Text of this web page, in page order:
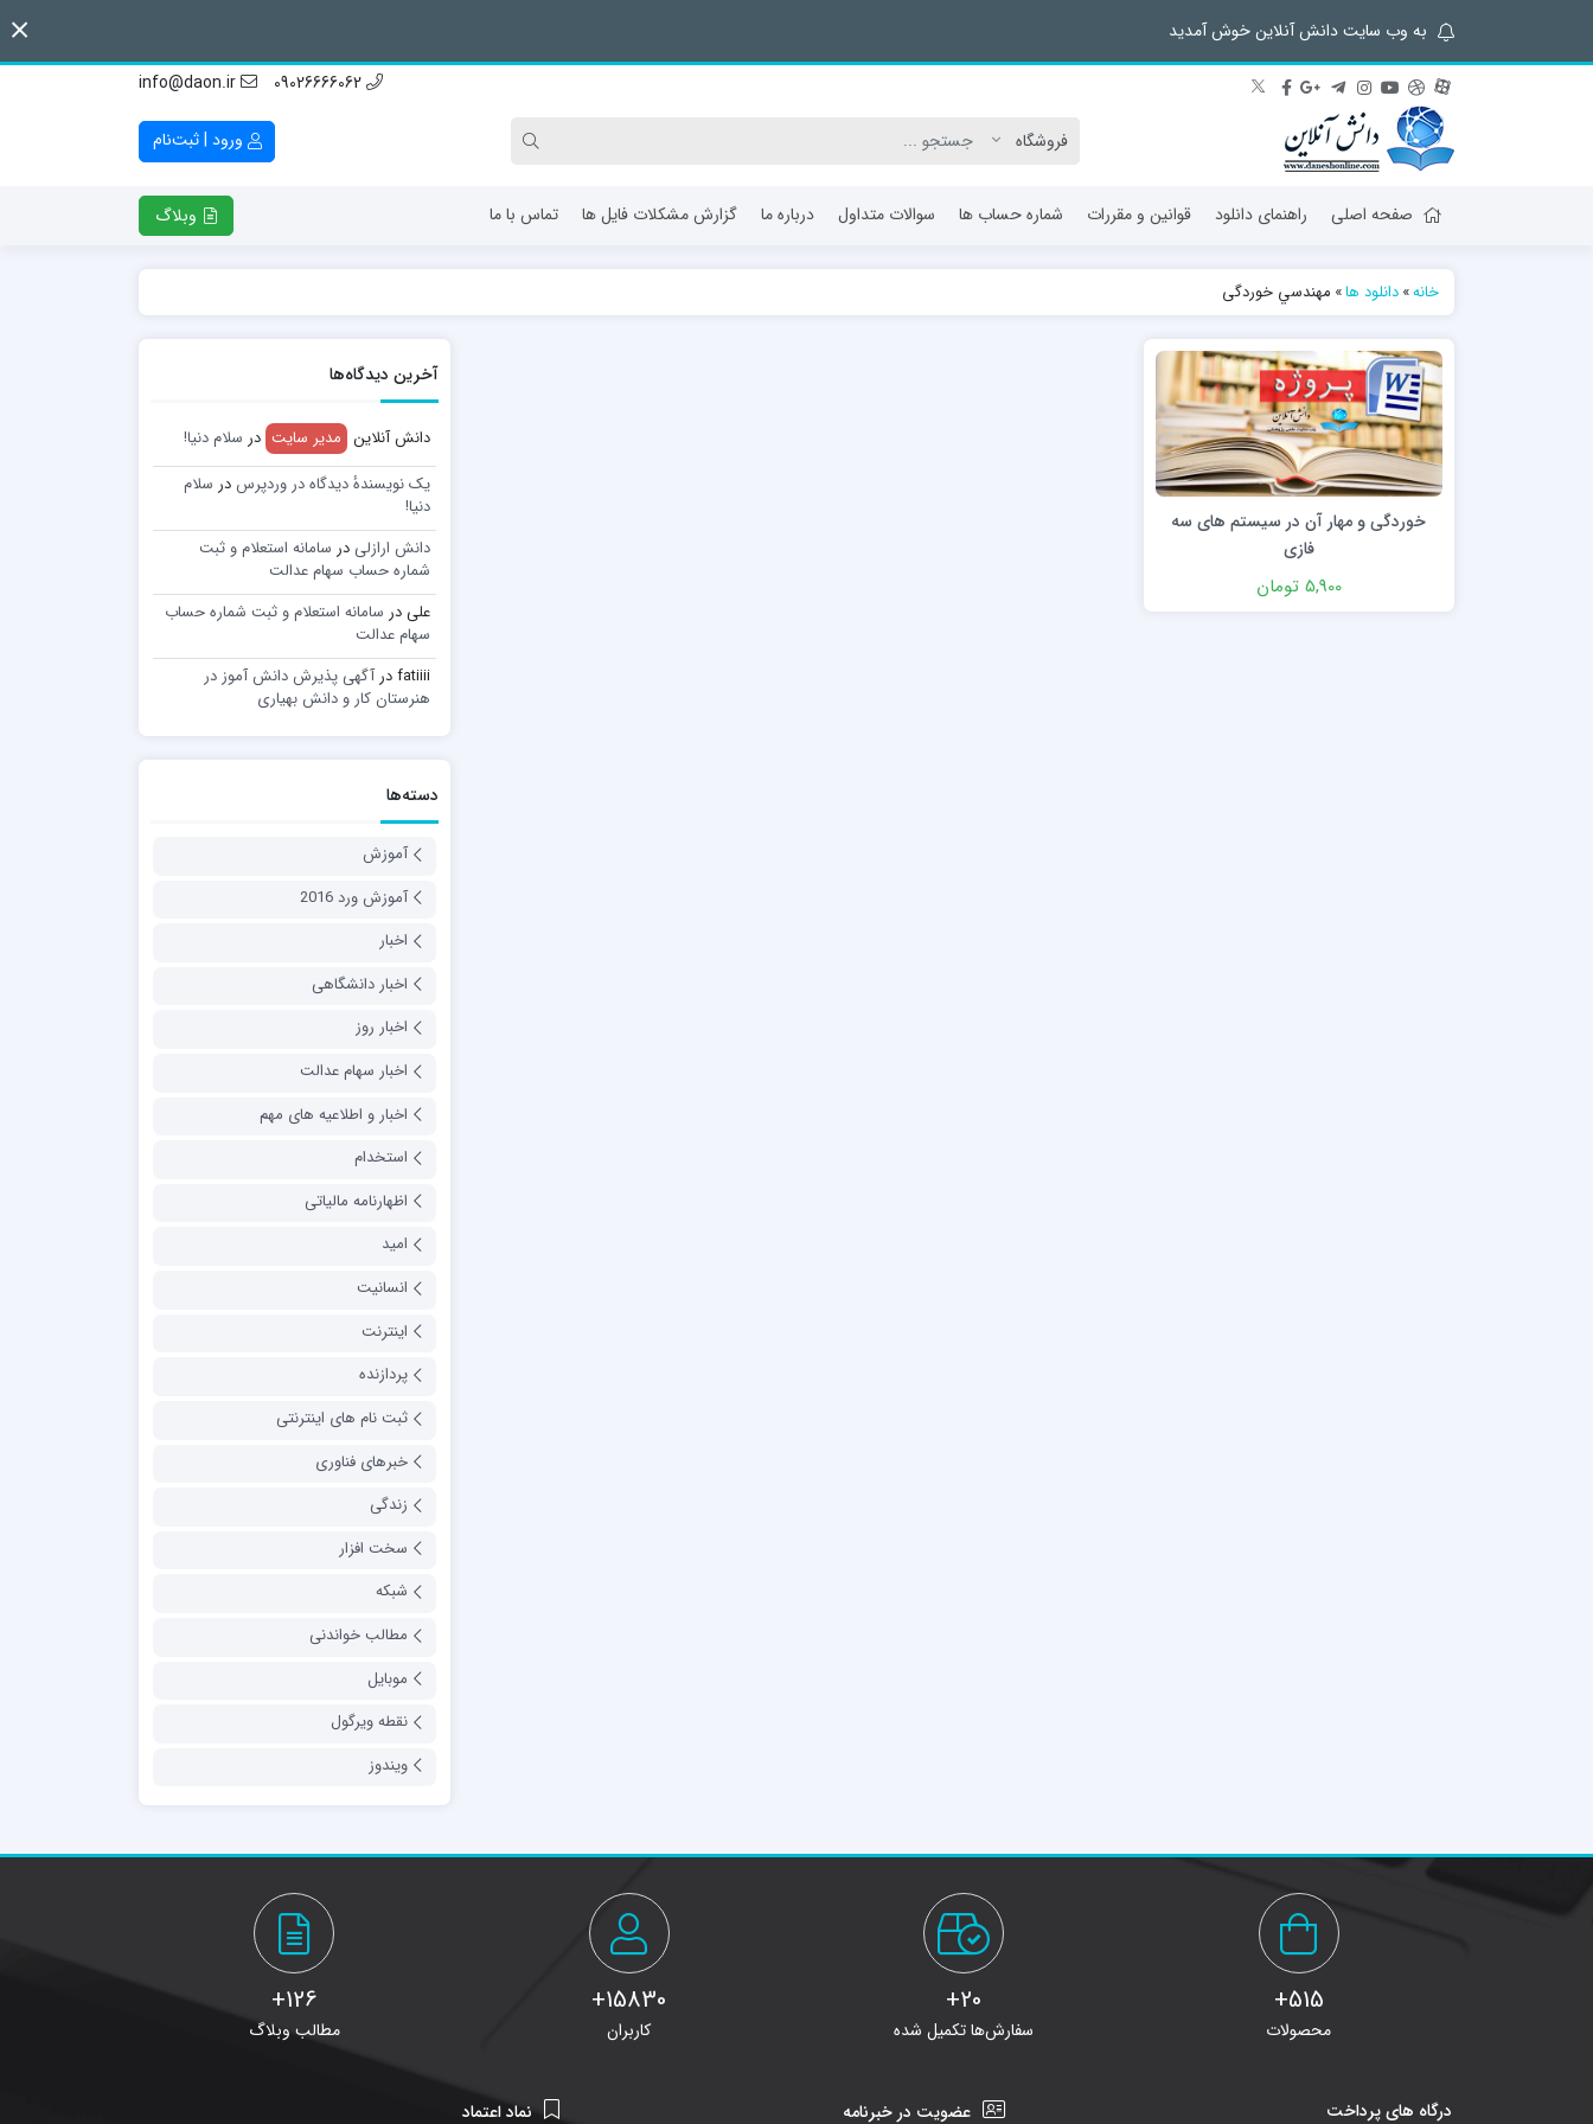
به وب سایت دانش آنلاین خوش آمدید
09026666062
info@daon.ir
ورود | ثبت‌نام
صفحه اصلی راهنمای دانلود قوانین و مقررات شماره حساب ها سوالات متداول درباره ما گزارش مشکلات فایل ها تماس با ما وبلاگ
خانه»دانلود ها» مهندسي خوردگی
خوردگی و مهار آن در سیستم های سه
فازی
5,900 تومان
آخرین دیدگاه‌ها
دانش آنلاین مدیر سایت در سلام دنیا!
یک نویسندهٔ دیدگاه در وردپرس در سلام
دنیا!
دانش ارازلی در سامانه استعلام و ثبت
شماره حساب سهام عدالت
علیدر سامانه استعلام و ثبت شماره حساب
سهام عدالت
fatiiiiدرآگهی پذیرش دانش آموز در
هنرستان کار و دانش بهیاری
دسته‌ها
آموزش
آموزش ورد 2016
اخبار
اخبار دانشگاهی
اخبار روز
اخبار سهام عدالت
اخبار و اطلاعیه های مهم
استخدام
اظهارنامه مالیاتی
امید
انسانیت
اینترنت
پردازنده
ثبت نام های اینترنتی
خبرهای فناوری
زندگی
سخت افزار
شبکه
مطالب خواندنی
موبایل
نقطه ویرگول
ویندوز
515+
محصولات
20+
سفارش‌ها تکمیل شده
15830+
کاربران
126+
مطالب وبلاگ
درگاه های پرداخت عضویت در خبرنامه نماد اعتماد